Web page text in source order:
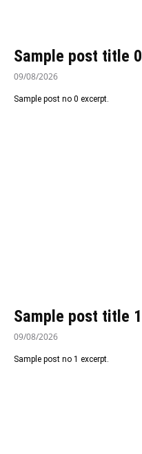
Sample post title 0
09/08/2026
Sample post no 0 excerpt.
Sample post title 1
09/08/2026
Sample post no 1 excerpt.